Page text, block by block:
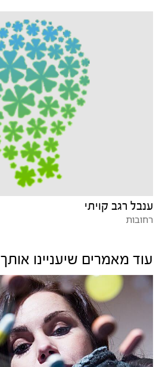
ענבל רגב קויתי
רחובות
עוד מאמרים שיעניינו אותך